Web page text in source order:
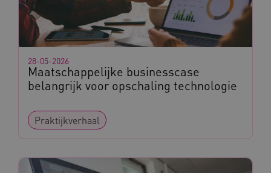
Maatschappelijke businesscase
belangrijk voor opschaling technologie
28-05-2026
Praktijkverhaal
Amazon.com Inc.
a594.kennispleingehandicaptensector.nl
ARRAffinitySameSite
Microsoft Corporation
.www.kennispleingehandicaptensector.nl